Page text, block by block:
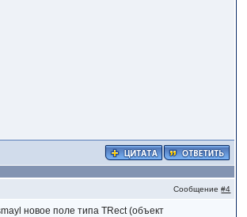
Сообщение#4
новое поле типа TRect (объект